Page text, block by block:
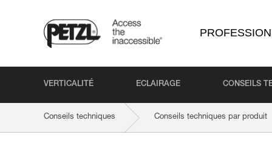
VERTICALITÉ ECLAIRAGE CONSEILS
Conseils techniques Conseils techniques par produit